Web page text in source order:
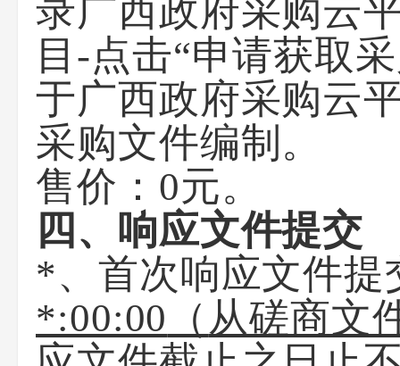
录广西政府采购云
目-点击“申请获取
于广西政府采购云
采购文件编制。
售价：0元。
四、响应文件提交
*、首次响应文件提
*:00:00 （ 从磋商文